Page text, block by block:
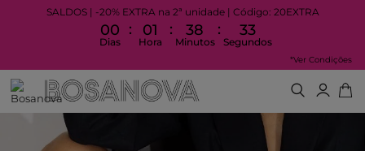
SALDOS | -20% EXTRA na 2ª unidade | Código: 20EXTRA
00
Dias
: 01
Hora
: 38
Minutos
: 33
Segundos
*Ver Condições